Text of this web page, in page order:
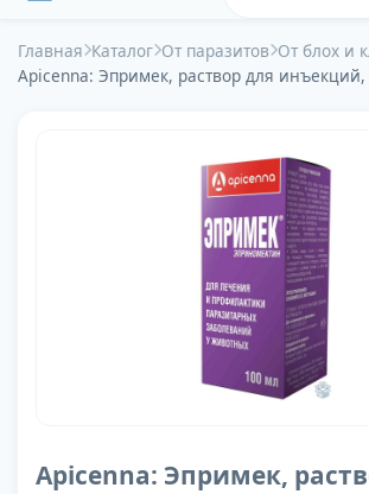
Главная Каталог От паразитов От блох и
Apicenna: Эпримек, раствор для
Apicenna: Эпримек,